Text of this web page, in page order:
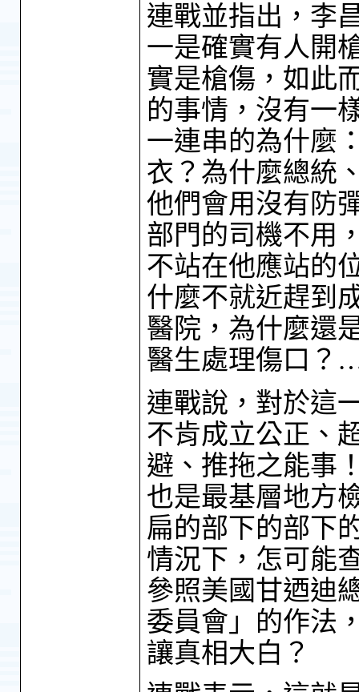
連戰並指出，李
一是確實有人開
實是槍傷，如此
的事情，沒有一
一連串的為什麼
衣？為什麼總統
他們會用沒有防
部門的司機不用
不站在他應站的
什麼不就近趕到
醫院，為什麼還
醫生處理傷口？
連戰說，對於這
不肯成立公正、
避、推拖之能事
也是最基層地方
扁的部下的部下
情況下，怎可能
參照美國甘迺迪
委員會」的作法
讓真相大白？